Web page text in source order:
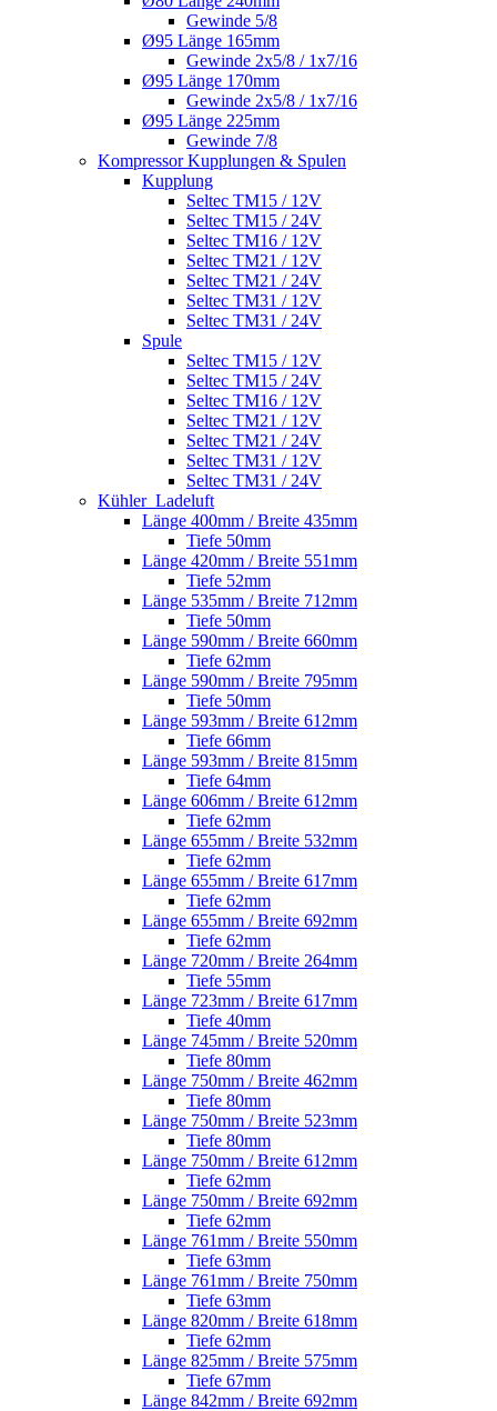
Gewinde 5/8
Ø95 Länge 165mm
Gewinde 2x5/8 / 1x7/16
Ø95 Länge 170mm
Gewinde 2x5/8 / 1x7/16
Ø95 Länge 225mm
Gewinde 7/8
Kompressor Kupplungen & Spulen
Kupplung
Seltec TM15 / 12V
Seltec TM15 / 24V
Seltec TM16 / 12V
Seltec TM21 / 12V
Seltec TM21 / 24V
Seltec TM31 / 12V
Seltec TM31 / 24V
Spule
Seltec TM15 / 12V
Seltec TM15 / 24V
Seltec TM16 / 12V
Seltec TM21 / 12V
Seltec TM21 / 24V
Seltec TM31 / 12V
Seltec TM31 / 24V
Kühler_Ladeluft
Länge 400mm / Breite 435mm
Tiefe 50mm
Länge 420mm / Breite 551mm
Tiefe 52mm
Länge 535mm / Breite 712mm
Tiefe 50mm
Länge 590mm / Breite 660mm
Tiefe 62mm
Länge 590mm / Breite 795mm
Tiefe 50mm
Länge 593mm / Breite 612mm
Tiefe 66mm
Länge 593mm / Breite 815mm
Tiefe 64mm
Länge 606mm / Breite 612mm
Tiefe 62mm
Länge 655mm / Breite 532mm
Tiefe 62mm
Länge 655mm / Breite 617mm
Tiefe 62mm
Länge 655mm / Breite 692mm
Tiefe 62mm
Länge 720mm / Breite 264mm
Tiefe 55mm
Länge 723mm / Breite 617mm
Tiefe 40mm
Länge 745mm / Breite 520mm
Tiefe 80mm
Länge 750mm / Breite 462mm
Tiefe 80mm
Länge 750mm / Breite 523mm
Tiefe 80mm
Länge 750mm / Breite 612mm
Tiefe 62mm
Länge 750mm / Breite 692mm
Tiefe 62mm
Länge 761mm / Breite 550mm
Tiefe 63mm
Länge 761mm / Breite 750mm
Tiefe 63mm
Länge 820mm / Breite 618mm
Tiefe 62mm
Länge 825mm / Breite 575mm
Tiefe 67mm
Länge 842mm / Breite 692mm